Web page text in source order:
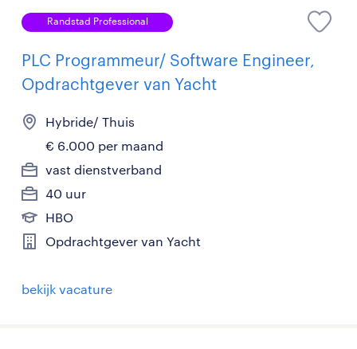
Randstad Professional
PLC Programmeur/ Software Engineer,
Opdrachtgever van Yacht
Hybride/ Thuis
€ 6.000 per maand
vast dienstverband
40 uur
HBO
Opdrachtgever van Yacht
bekijk vacature